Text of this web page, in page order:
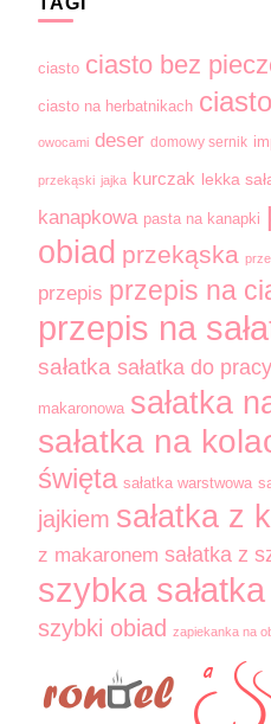
ciasto ciasto bez
ciasto na herbatnikach
owocami deser domowy sernik
przekąski jajka kurczak lekka
kanapkowa pasta na kanapki
obiad przekąska
przepis przepis na
przepis na
sałatka sałatka do pracy
makaronowa sałatka
sałatka na
święta sałatka warstwowa
jajkiem sałatka z
z makaronem sałatka z
szybka sałatka
szybki obiad zapiekanka na